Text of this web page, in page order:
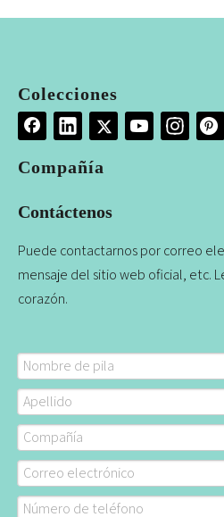
Colecciones
Compañía
Contáctenos
Puede contactarnos por correo
mensaje del sitio web oficial, etc.
corazón.